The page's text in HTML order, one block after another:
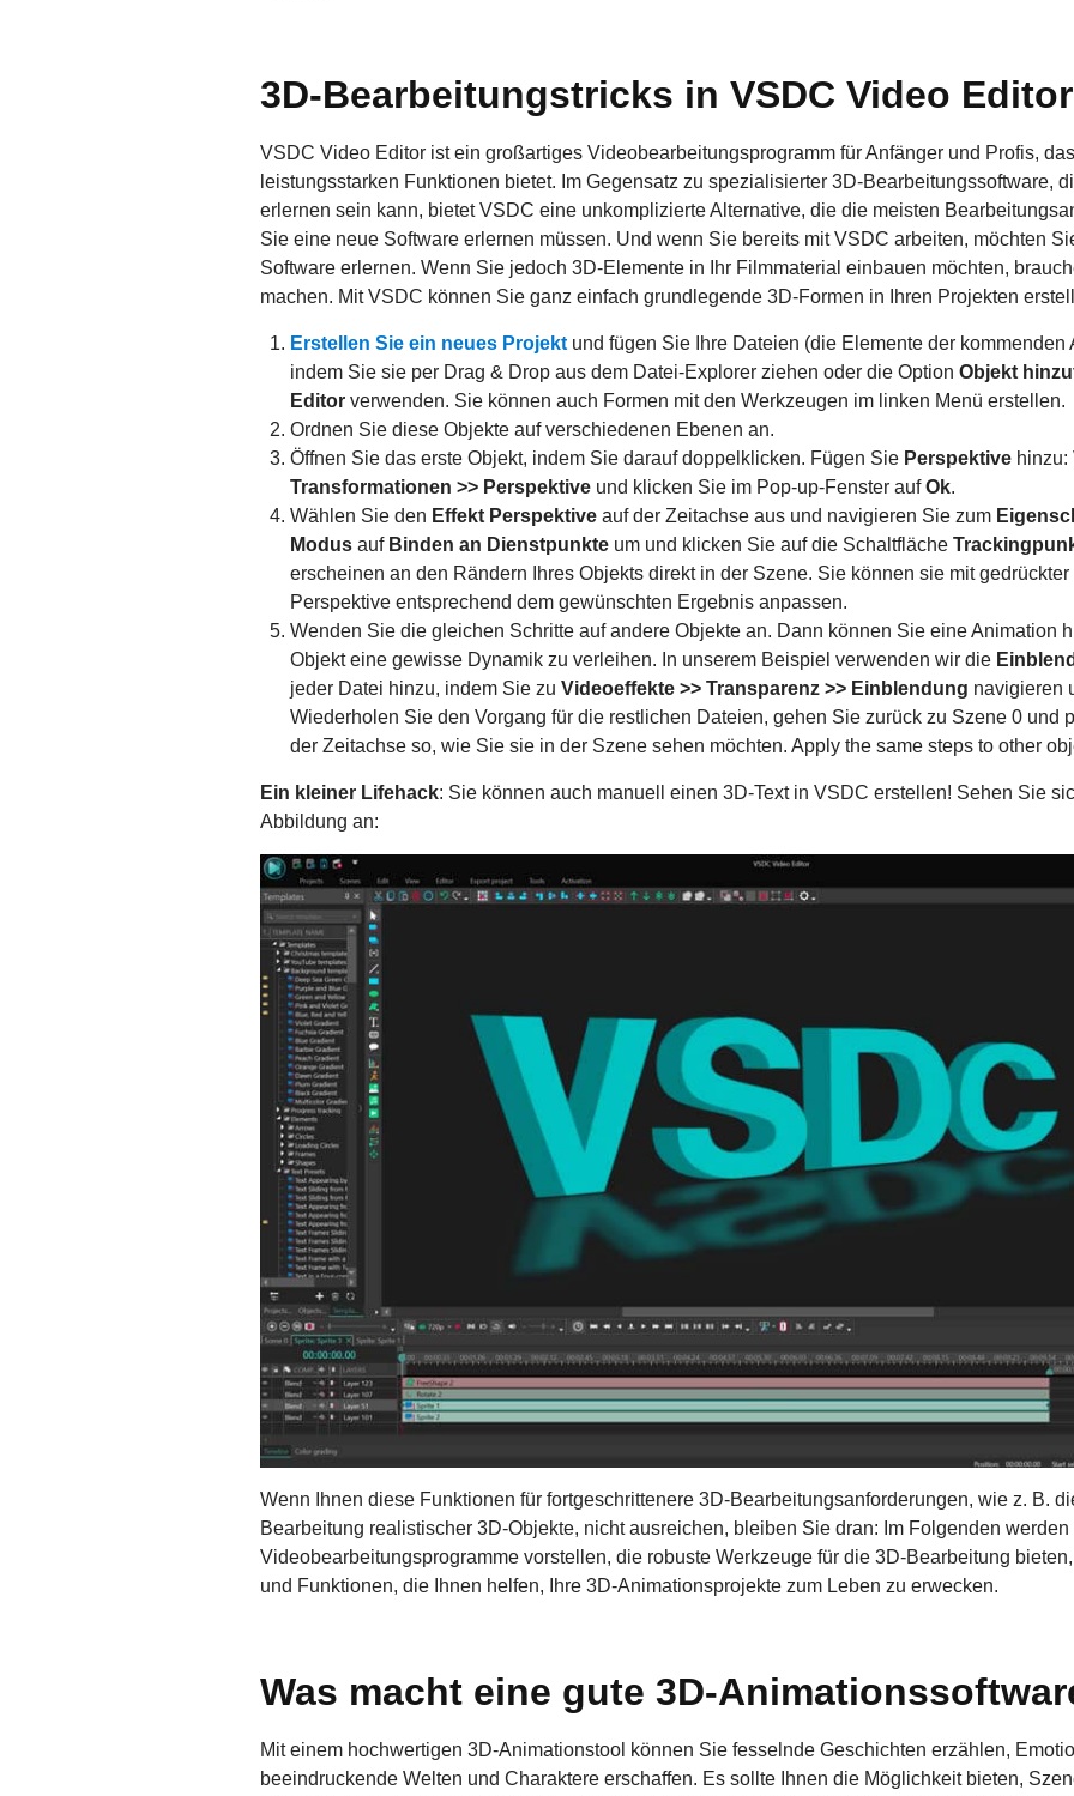
3D-Bearbeitungstricks in VSDC Video Editor
VSDC Video Editor ist ein großartiges Videobearbeitungsprogramm für Anfänger und Profis,
leistungsstarken Funktionen bietet. Im Gegensatz zu spezialisierter 3D-Bearbeitungssoftware,
erlernen sein kann, bietet VSDC eine unkomplizierte Alternative, die die meisten
Sie eine neue Software erlernen müssen. Und wenn Sie bereits mit VSDC arbeiten, möchten
Software erlernen. Wenn Sie jedoch 3D-Elemente in Ihr Filmmaterial einbauen möchten,
machen. Mit VSDC können Sie ganz einfach grundlegende 3D-Formen in Ihren Projekten
Erstellen Sie ein neues Projekt und fügen Sie Ihre Dateien (die Elemente der
indem Sie sie per Drag & Drop aus dem Datei-Explorer ziehen oder die Option Objekt
Editor verwenden. Sie können auch Formen mit den Werkzeugen im linken Menü erstellen.
Ordnen Sie diese Objekte auf verschiedenen Ebenen an.
Öffnen Sie das erste Objekt, indem Sie darauf doppelklicken. Fügen Sie Perspektive hinzu:
Transformationen >> Perspektive und klicken Sie im Pop-up-Fenster aufOk.
Wählen Sie den Effekt Perspektive auf der Zeitachse aus und navigieren Sie zum
Modus auf Binden an Dienstpunkte um und klicken Sie auf die Schaltfläche
erscheinen an den Rändern Ihres Objekts direkt in der Szene. Sie können sie mit
Perspektive entsprechend dem gewünschten Ergebnis anpassen.
Wenden Sie die gleichen Schritte auf andere Objekte an. Dann können Sie eine Animation
Objekt eine gewisse Dynamik zu verleihen. In unserem Beispiel verwenden wir die
jeder Datei hinzu, indem Sie zu Videoeffekte >> Transparenz >> Einblendung navigieren
Wiederholen Sie den Vorgang für die restlichen Dateien, gehen Sie zurück zu Szene 0 und
der Zeitachse so, wie Sie sie in der Szene sehen möchten. Apply the same steps to other
Ein kleiner Lifehack: Sie können auch manuell einen 3D-Text in VSDC erstellen! Sehen Sie
Abbildung an:
Wenn Ihnen diese Funktionen für fortgeschrittenere 3D-Bearbeitungsanforderungen, wie z. B.
Bearbeitung realistischer 3D-Objekte, nicht ausreichen, bleiben Sie dran: Im Folgenden
Videobearbeitungsprogramme vorstellen, die robuste Werkzeuge für die 3D-Bearbeitung
und Funktionen, die Ihnen helfen, Ihre 3D-Animationsprojekte zum Leben zu erwecken.
Was macht eine gute 3D-
Mit einem hochwertigen 3D-Animationstool können Sie fesselnde Geschichten erzählen,
beeindruckende Welten und Charaktere erschaffen. Es sollte Ihnen die Möglichkeit bieten,